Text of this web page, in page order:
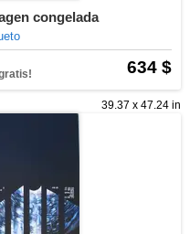
congelada
634 $
39.37 x 47.24 in